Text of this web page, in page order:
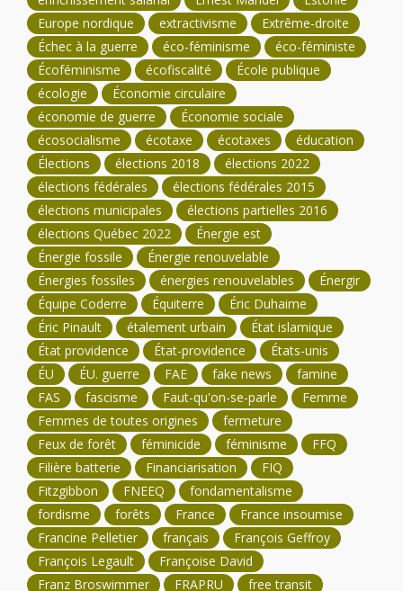
Europe nordique
extractivisme
Extrême-droite
Échec à la guerre
éco-féminisme
éco-féministe
Écoféminisme
écofiscalité
École publique
écologie
Économie circulaire
économie de guerre
Économie sociale
écosocialisme
écotaxe écotaxes
éducation
Élections
élections 2018
élections 2022
élections fédérales
élections fédérales 2015
élections municipales
élections partielles 2016
élections Québec 2022
Énergie est
Énergie fossile
Énergie renouvelable
Énergies fossiles
énergies renouvelables
Énergir
Équipe Coderre
Équiterre
Éric Duhaime
Éric Pinault
étalement urbain
État islamique
État providence
État-providence
États-unis
ÉU
ÉU. guerre FAE fake news
famine
FAS
fascisme Faut-qu'on-se-parle
Femme
Femmes de toutes origines
fermeture
Feux de forêt
féminicide féminisme
FFQ
Filière batterie
Financiarisation
FIQ
Fitzgibbon
FNEEQ
fondamentalisme
fordisme
forêts France
France insoumise
Francine Pelletier
français
François Geffroy
François Legault
Françoise David
Franz Broswimmer
FRAPRU
free transit